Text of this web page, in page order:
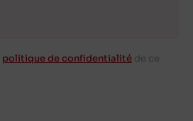
politique de confidentialité de ce